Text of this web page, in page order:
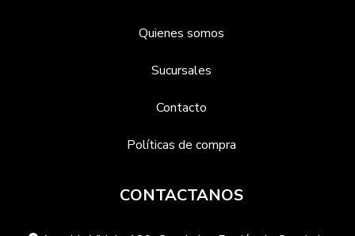
Quienes somos
Sucursales
Contacto
Políticas de compra
CONTACTANOS